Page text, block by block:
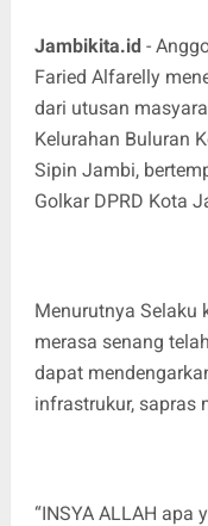
Jambikita.id-
Faried Alfarelly
dari utusan
Kelurahan Buluran
Sipin Jambi,
Golkar DPRD Kota
Menurutnya Selaku
merasa senang
dapat
infrastrukur, sapras
“INSYA ALLAH